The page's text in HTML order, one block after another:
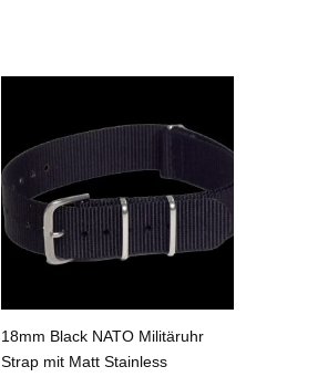
18mm Black NATO Militäruhr
Strap mit Matt Stainless